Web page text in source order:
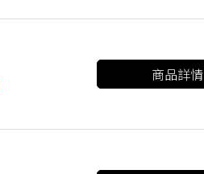
商品詳情